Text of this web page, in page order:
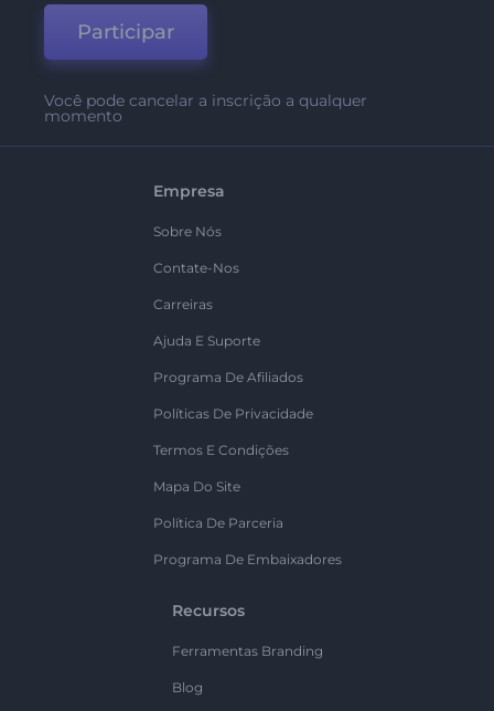
Participar
Você pode cancelar a inscrição a qualquer
momento
Empresa
Sobre Nós
Contate-Nos
Carreiras
Ajuda E Suporte
Programa De Afiliados
Políticas De Privacidade
Termos E Condições
Mapa Do Site
Política De Parceria
Programa De Embaixadores
Recursos
Ferramentas Branding
Blog